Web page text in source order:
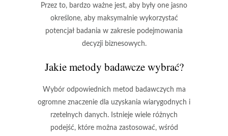
Przez to, bardzo ważne jest, aby były one jasno
określone, aby maksymalnie wykorzystać
potencjał badania w zakresie podejmowania
decyzji biznesowych.
Jakie metody badawcze wybrać?
Wybór odpowiednich metod badawczych ma
ogromne znaczenie dla uzyskania wiarygodnych i
rzetelnych danych. Istnieje wiele różnych
podejść, które można zastosować, wśród